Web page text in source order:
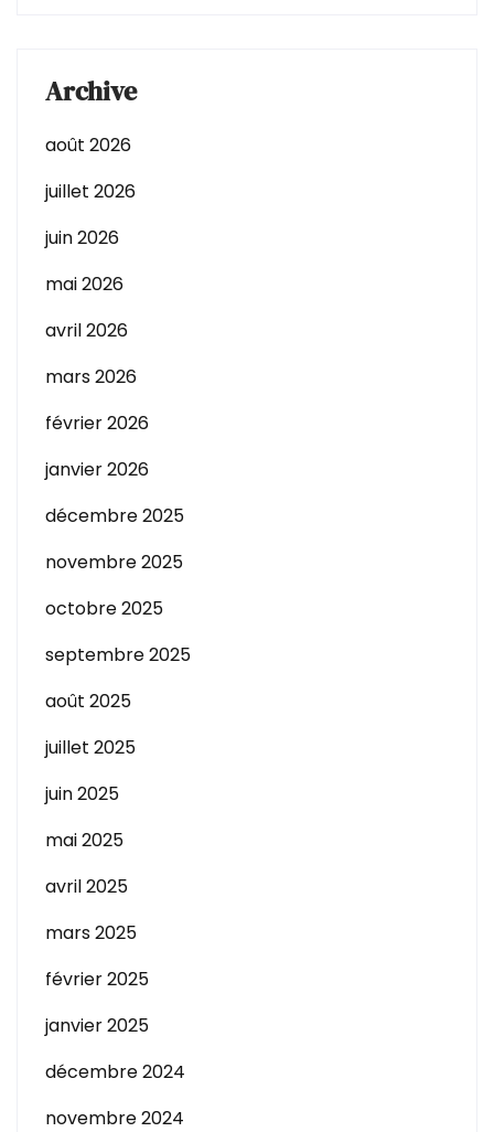
Archive
août 2026
juillet 2026
juin 2026
mai 2026
avril 2026
mars 2026
février 2026
janvier 2026
décembre 2025
novembre 2025
octobre 2025
septembre 2025
août 2025
juillet 2025
juin 2025
mai 2025
avril 2025
mars 2025
février 2025
janvier 2025
décembre 2024
novembre 2024